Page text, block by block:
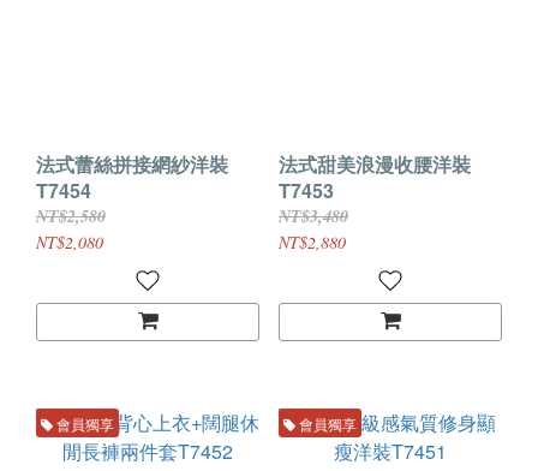
法式蕾絲拼接網紗洋裝
T7454
NT$2,580
NT$2,080
法式甜美浪漫收腰洋裝
T7453
NT$3,480
NT$2,880
會員獨享 會員獨享